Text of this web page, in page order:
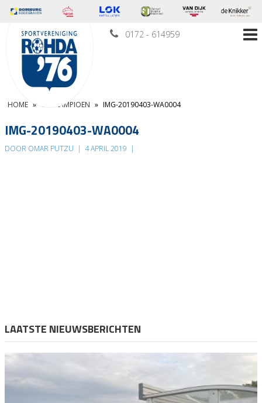
0172 - 614959
HOME » VR2 KAMPIOEN » IMG-20190403-WA0004
IMG-20190403-WA0004
DOOR OMAR PUTZU | 4 APRIL 2019 |
LAATSTE NIEUWSBERICHTEN